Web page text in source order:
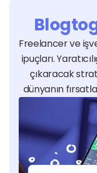
isteyen e-
turizm gibi
gereksinimdir.
farklı
hizmeti
desteğine
eğitim,
sahaların
sayesinde her
Freelancer ve
ipuçları.
çıkaracak
dünyanın